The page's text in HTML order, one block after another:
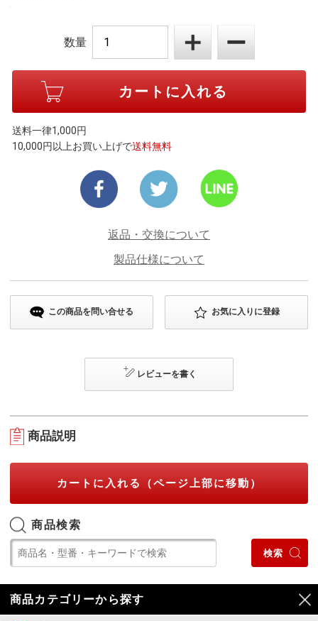
数量
送料一律1,000円
10,000円以上お買い上げで送料無料
返品・交換について
製品仕様について
この商品を問い合せる お気に入りに登録
レビューを書く
商品説明
カートに入れる（ページ上部に移動）
商品検索
商品カテゴリーから探す